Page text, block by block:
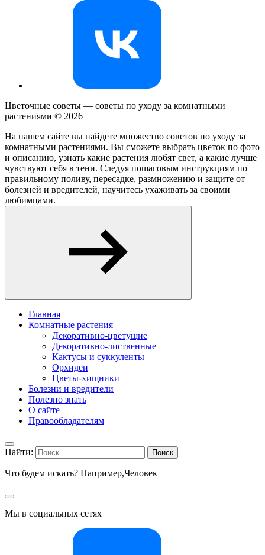
Цветочные советы — советы по уходу за комнатными
растениями © 2026
На нашем сайте вы найдете множество советов по уходу за
комнатными растениями. Вы сможете выбрать цветок по фото
и описанию, узнать какие растения любят свет, а какие лучше
чувствуют себя в тени. Следуя пошаговым инструкциям по
правильному поливу, пересадке, размножению и защите от
болезней и вредителей, научитесь ухаживать за своими
любимцами.
Главная
Комнатные растения
Декоративно-цветущие
Декоративно-лиственные
Кактусы и суккуленты
Орхидеи
Цветы-хищники
Болезни и вредители
Полезно знать
О сайте
Правообладателям
Найти:
Что будем искать? Например,Человек
Мы в социальных сетях